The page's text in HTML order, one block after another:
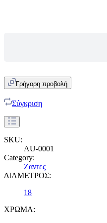
Γρήγορη προβολή
Σύγκριση
SKU:
AU-0001
Category:
Ζαντες
ΔΙΑΜΕΤΡΟΣ:
18
ΧΡΩΜΑ: